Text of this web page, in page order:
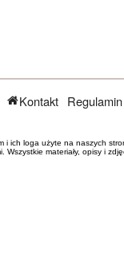
Kontakt
i ich loga użyte na naszych
Wszystkie materiały, opisy i